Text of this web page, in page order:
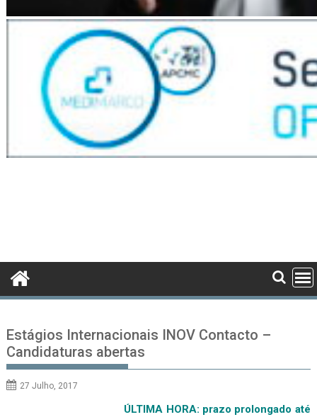
Estágios Internacionais INOV Contacto –
Candidaturas abertas
27 Julho, 2017
ÚLTIMA HORA: prazo prolongado até